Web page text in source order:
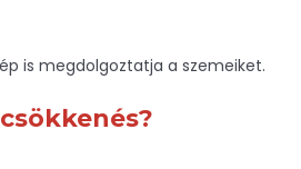
is megdolgoztatja a szemeiket.